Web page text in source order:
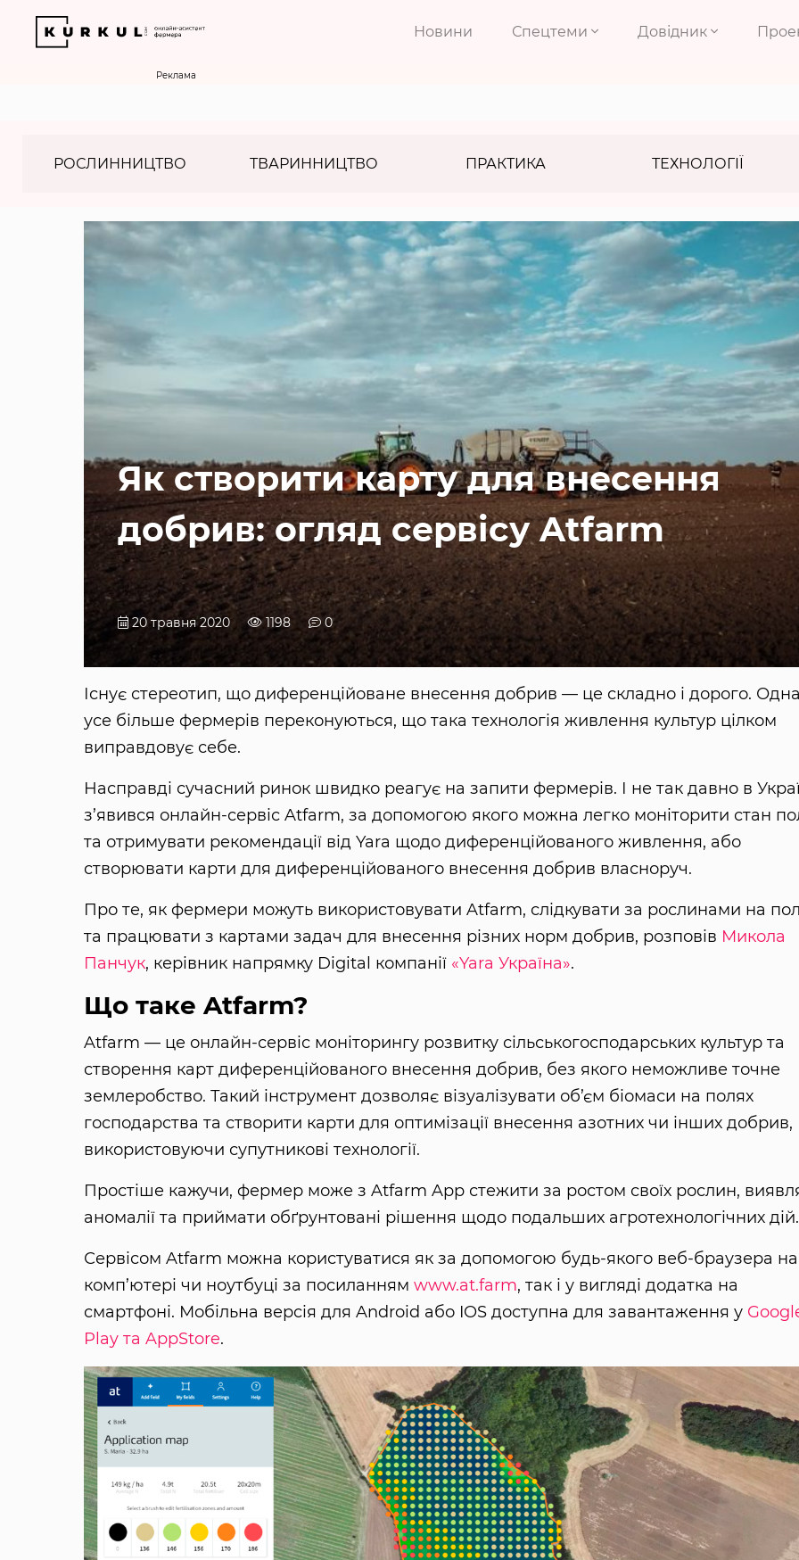
Новини Спецтеми Довідник
Реклама
РОСЛИННИЦТВО ТВАРИННИЦТВО ПРАКТИКА ТЕХНОЛОГІЇ
Як створити карту для внесення
добрив: огляд сервісу Atfarm
20 травня 2020 1198 0
Існує стереотип, що диференційоване внесення добрив — це складно і дорого.
усе більше фермерів переконуються, що така технологія живлення культур цілком
виправдовує себе.
Насправді сучасний ринок швидко реагує на запити фермерів. І не так давно в
з’явився онлайн-сервіс Atfarm, за допомогою якого можна легко моніторити стан
та отримувати рекомендації від Yara щодо диференційованого живлення, або
створювати карти для диференційованого внесення добрив власноруч.
Про те, як фермери можуть використовувати Atfarm, слідкувати за рослинами на
та працювати з картами задач для внесення різних норм добрив, розповів Микола
Панчук, керівник напрямку Digital компанії «Yara Україна».
Що таке Atfarm?
Atfarm — це онлайн-сервіс моніторингу розвитку сільськогосподарських культур та
створення карт диференційованого внесення добрив, без якого неможливе точне
землеробство. Такий інструмент дозволяє візуалізувати об’єм біомаси на полях
господарства та створити карти для оптимізації внесення азотних чи інших добрив,
використовуючи супутникові технології.
Простіше кажучи, фермер може з Atfarm App стежити за ростом своїх рослин,
аномалії та приймати обґрунтовані рішення щодо подальших агротехнологічних дій.
Сервісом Atfarm можна користуватися як за допомогою будь-якого веб-браузера на
комп’ютері чи ноутбуці за посиланням www.at.farm, так і у вигляді додатка на
смартфоні. Мобільна версія для Android або IOS доступна для завантаження у
Play та AppStore.